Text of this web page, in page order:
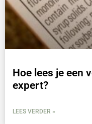
Hoe lees je een
expert?
LEES VERDER »